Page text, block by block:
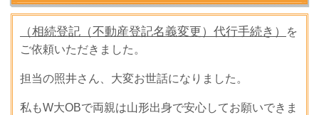
（相続登記（不動産登記名義変更）代行手続き）
を
ご依頼いただきました。
担当の照井さん、大変お世話になりました。
私もW大OBで両親は山形出身で安心してお願いできま